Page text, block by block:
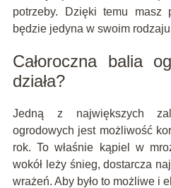
potrzeby. Dzięki temu masz
będzie jedyna w swoim
Całoroczna balia
działa?
Jedną z największych
ogrodowych jest możliwość
rok. To właśnie kąpiel w
wokół leży śnieg, dostarcza
wrażeń. Aby było to możliwe i